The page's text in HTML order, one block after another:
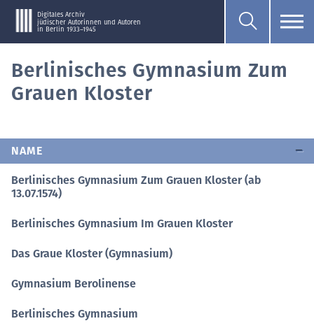
Digitales Archiv
jüdischer Autorinnen und Autoren
in Berlin 1933–1945
Berlinisches Gymnasium Zum
Grauen Kloster
NAME
Berlinisches Gymnasium Zum Grauen Kloster (ab
13.07.1574)
Berlinisches Gymnasium Im Grauen Kloster
Das Graue Kloster (Gymnasium)
Gymnasium Berolinense
Berlinisches Gymnasium